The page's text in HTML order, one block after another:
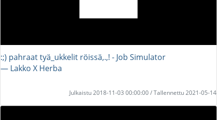
:;) pahraat tyä_ukkelit röissä,.,! - Job Simulator
― Lakko X Herba
Julkaistu 2018-11-03 00:00:00 / Tallennettu 2021-05-14